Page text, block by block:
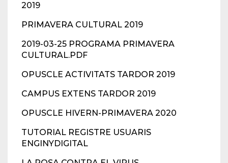
2019
PRIMAVERA CULTURAL 2019
2019-03-25 PROGRAMA PRIMAVERA
CULTURAL.PDF
OPUSCLE ACTIVITATS TARDOR 2019
CAMPUS EXTENS TARDOR 2019
OPUSCLE HIVERN-PRIMAVERA 2020
TUTORIAL REGISTRE USUARIS
ENGINYDIGITAL